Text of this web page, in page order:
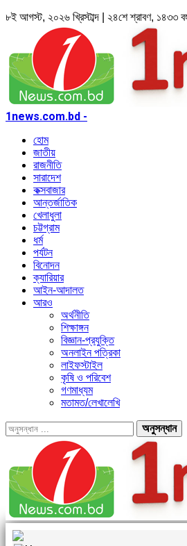
৮ই আগস্ট, ২০২৬ খ্রিস্টাব্দ | ২৪শে শ্রাবণ, ১৪৩৩
1news.com.bd -
হোম
জাতীয়
রাজনীতি
সারাদেশ
কক্সবাজার
আন্তর্জাতিক
খেলাধুলা
চট্টগ্রাম
ধর্ম
পর্যটন
বিনোদন
ক্যারিয়ার
আইন-আদালত
আরও
অর্থনীতি
শিক্ষাঙ্গন
বিজ্ঞান-প্রযুক্তি
অনলাইন পত্রিকা
লাইফস্টাইল
কৃষি ও পরিবেশ
গণমাধ্যম
মতামত/লেখালেখি